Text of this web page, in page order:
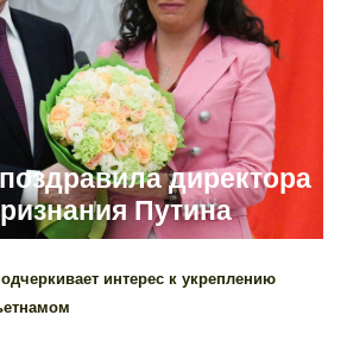
директора
Путина
интерес к укреплению